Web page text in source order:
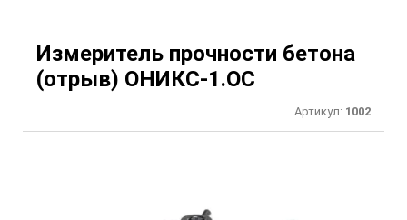
Измеритель прочности бетона
(отрыв) ОНИКС-1.ОС
Артикул: 1002